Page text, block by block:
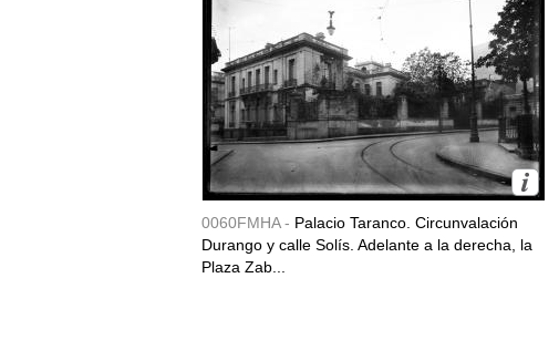
0060FMHA - Palacio Taranco. Circunvalación
Durango y calle Solís. Adelante a la derecha, la
Plaza Zab...